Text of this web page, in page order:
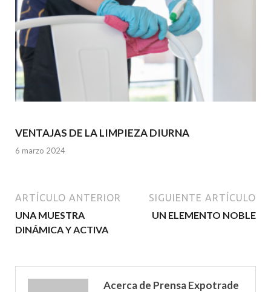
VENTAJAS DE LA LIMPIEZA DIURNA
6 marzo 2024
ARTÍCULO ANTERIOR
UNA MUESTRA
DINÁMICA Y ACTIVA
SIGUIENTE ARTÍCULO
UN ELEMENTO NOBLE
Acerca de Prensa Expotrade